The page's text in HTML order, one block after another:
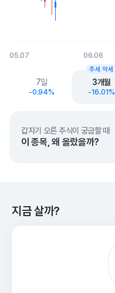
05.07 06.06
End of interactive chart.
7일
-0.94%
3개월
-16.01%
추세 약세
갑자기 오른 주식이 궁금할 때
이 종목, 왜 올랐을까?
지금 살까?